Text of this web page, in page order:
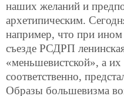
наших желаний и
архетипическим.
например, что при ином
съезде РСДРП
«меньшевистской», а
соответственно,
Образы большевизма